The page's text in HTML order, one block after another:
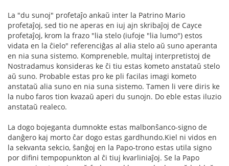
La "du sunoj" profetaĵo ankaŭ inter la Patrino Mario
profetaĵoj, sed tio ne aperas en iuj ajn skribaĵoj de Cayce
profetaĵoj, krom la frazo "lia stelo (iufoje "lia lumo") estos
vidata en la ĉielo" referenciĝas al alia stelo aŭ suno aperanta
en nia suna sistemo. Kompreneble, multaj interpretistoj de
Nostradamus konsideras ke ĉi tiu estas kometo anstataŭ stelo
aŭ suno. Probable estas pro ke pli facilas imagi kometo
anstataŭ alia suno en nia suna sistemo. Tamen li vere diris ke
la nubo faros tion kvazaŭ aperi du sunojn. Do eble estas iluzio
anstataŭ realeco.
La dogo bojeganta dumnokte estas malbonŝanco-signo de
danĝero kaj morto ĉar dogo estas gardhundo.Kiel ni vidos en
la sekvanta sekcio, ŝanĝoj en la Papo-trono estas utila signo
por difini tempopunkton al ĉi tiuj kvarliniaĵoj. Se la Papo